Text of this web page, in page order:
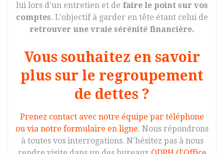
lui lors d'un entretien et de faire le point sur vos
comptes. L'objectif à garder en tête étant celui de
retrouver une vraie sérénité financière.
Vous souhaitez en savoir
plus sur le regroupement
de dettes ?
Prenez contact avec notre équipe par téléphone
ou via notre formulaire en ligne. Nous répondrons
à toutes vos interrogations. N'hésitez pas à nous